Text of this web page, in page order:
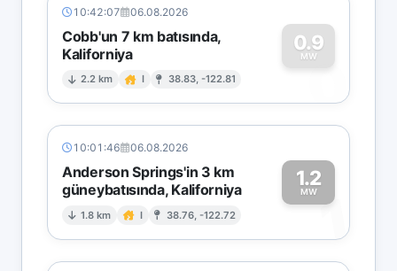
10:42:07 06.08.2026
Cobb'un 7 km batısında,
Kaliforniya
2.2 km I 38.83, -122.81
0.9
MW
0
10:01:46 06.08.2026
Anderson Springs'in 3 km
güneybatısında, Kaliforniya
1.8 km I 38.76, -122.72
1.2
MW1